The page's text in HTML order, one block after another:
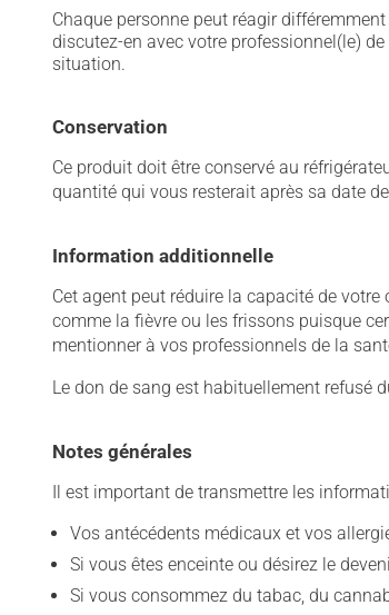
Chaque personne peut réagir
discutez-en avec votre professionnel(le)
situation.
Conservation
Ce produit doit être conservé au
quantité qui vous resterait après sa date
Information additionnelle
Cet agent peut réduire la capacité de
comme la fièvre ou les frissons puisque
mentionner à vos professionnels de la
Le don de sang est habituellement refusé
Notes générales
Il est important de transmettre les
Vos antécédents médicaux et vos
Si vous êtes enceinte ou désirez le
Si vous consommez du tabac, du